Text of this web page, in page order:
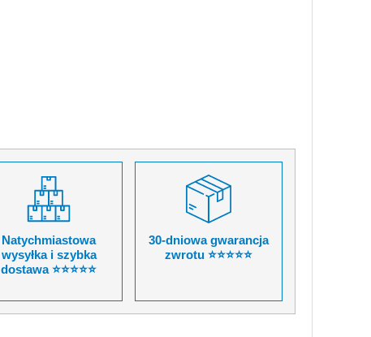
Natychmiastowa
wysyłka i szybka
dostawa ⭐⭐⭐⭐⭐
30-dniowa gwarancja
zwrotu ⭐⭐⭐⭐⭐